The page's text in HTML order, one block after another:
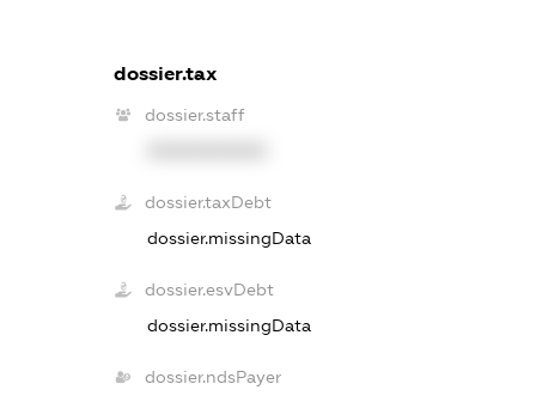
dossier.tax
dossier.staff
dossier.taxDebt
dossier.missingData
dossier.esvDebt
dossier.missingData
dossier.ndsPayer